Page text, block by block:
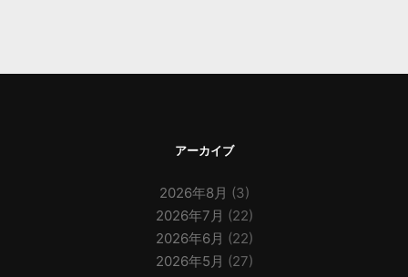
アーカイブ
2026年8月 (3)
2026年7月 (22)
2026年6月 (22)
2026年5月 (27)